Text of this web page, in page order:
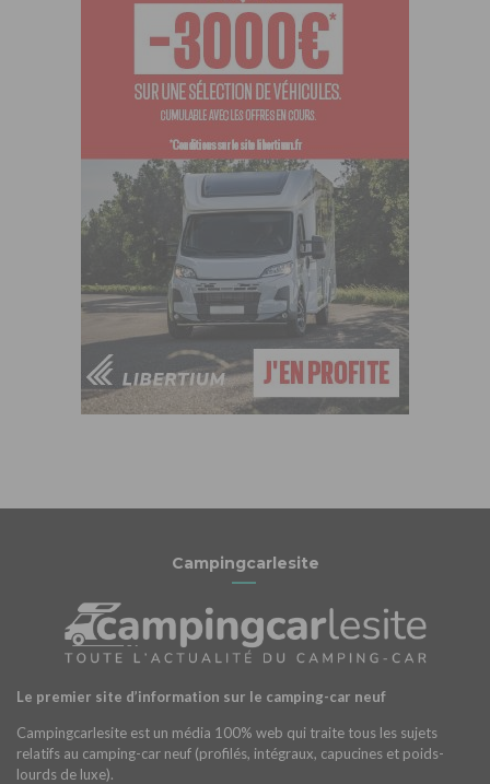
Campingcarlesite
Le premier site d’information sur le camping-car neuf
Campingcarlesite est un média 100% web qui traite tous les sujets
relatifs au camping-car neuf (profilés, intégraux, capucines et poids-
lourds de luxe).